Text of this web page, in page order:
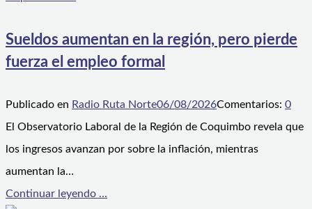
Sueldos aumentan en la región, pero pierde
fuerza el empleo formal
Publicado en Radio Ruta Norte06/08/2026Comentarios: 0
El Observatorio Laboral de la Región de Coquimbo revela que
los ingresos avanzan por sobre la inflación, mientras
aumentan la…
Continuar leyendo ...